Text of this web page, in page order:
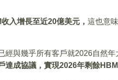
入增長至近20億美元， 這也意
經與幾乎所有客戶就2026自然年
達成協議，實現2026年剩餘HBM